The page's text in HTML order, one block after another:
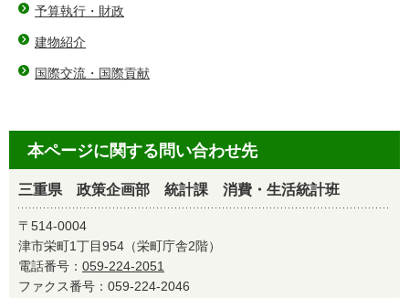
予算執行・財政
建物紹介
国際交流・国際貢献
本ページに関する問い合わせ先
三重県 政策企画部 統計課 消費・生活統計班
〒514-0004
津市栄町1丁目954（栄町庁舎2階）
電話番号： 059-224-2051
ファクス番号：059-224-2046